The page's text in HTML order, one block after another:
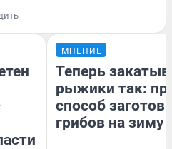
МНЕНИЕ
Теперь
рыжики так:
способ
грибов на зиму